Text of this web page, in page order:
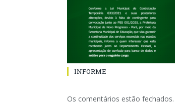
INFORME
Os comentários estão fechados.